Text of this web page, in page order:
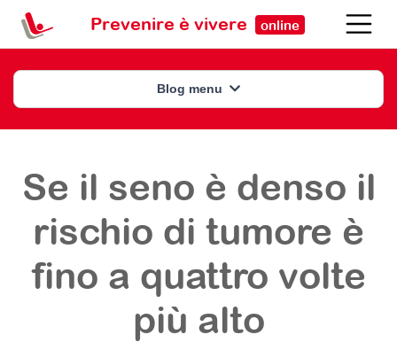
Prevenire è vivere online
Blog menu
Se il seno è denso il
rischio di tumore è
fino a quattro volte
più alto